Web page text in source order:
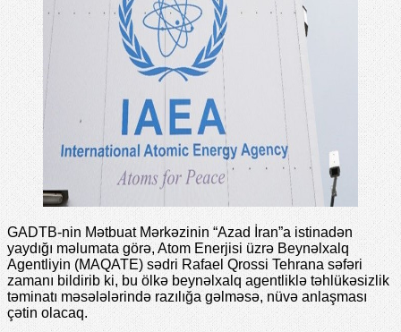
GADTB-nin Mətbuat Mərkəzinin “Azad İran”a istinadən
yaydığı məlumata görə, Atom Enerjisi üzrə Beynəlxalq
Agentliyin (MAQATE) sədri Rafael Qrossi Tehrana səfəri
zamanı bildirib ki, bu ölkə beynəlxalq agentliklə təhlükəsizlik
təminatı məsələlərində razılığa gəlməsə, nüvə anlaşması
çətin olacaq.